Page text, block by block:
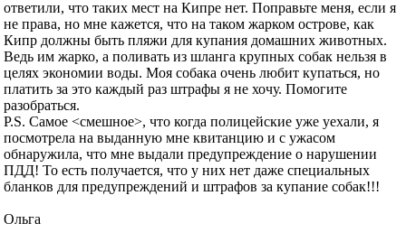
ответили, что таких мест на Кипре нет. Поправьте меня, если я
не права, но мне кажется, что на таком жарком острове, как
Кипр должны быть пляжи для купания домашних животных.
Ведь им жарко, а поливать из шланга крупных собак нельзя в
целях экономии воды. Моя собака очень любит купаться, но
платить за это каждый раз штрафы я не хочу. Помогите
разобраться.
P.S. Самое <смешное>, что когда полицейские уже уехали, я
посмотрела на выданную мне квитанцию и с ужасом
обнаружила, что мне выдали предупреждение о нарушении
ПДД! То есть получается, что у них нет даже специальных
бланков для предупреждений и штрафов за купание собак!!!
Ольга